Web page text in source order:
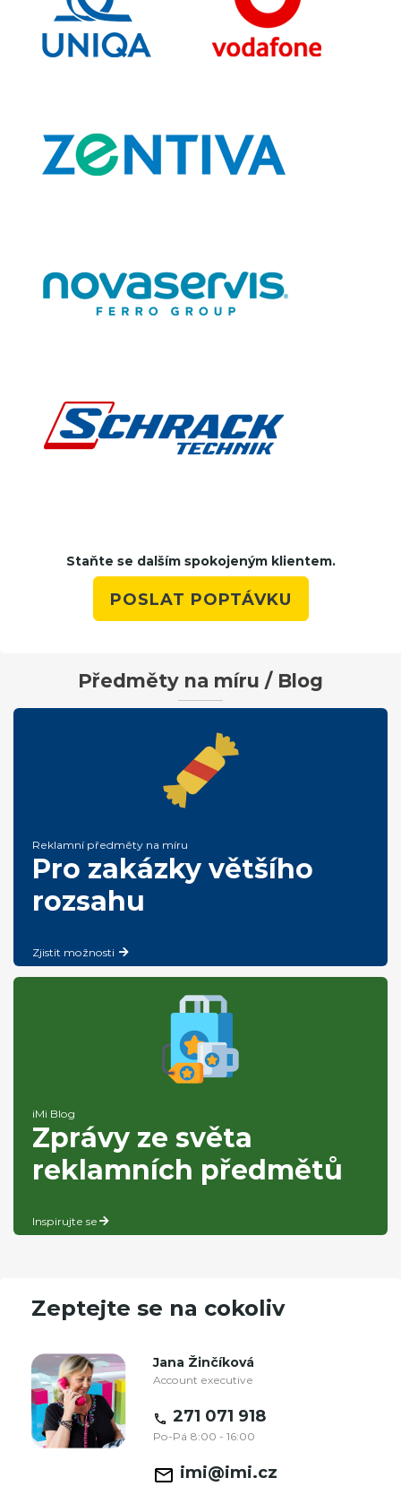
Staňte se dalším spokojeným klientem.
POSLAT POPTÁVKU
Předměty na míru / Blog
Reklamní předměty na míru
Pro zakázky většího
rozsahu
Zjistit možnosti
iMi Blog
Zprávy ze světa
reklamních předmětů
Inspirujte se
Zeptejte se na cokoliv
Jana Žinčíková
Account executive
271 071 918
Po-Pá 8:00 - 16:00
imi@imi.cz